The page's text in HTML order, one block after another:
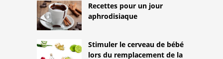
Recettes pour un jour
aphrodisiaque
Stimuler le cerveau de bébé
lors du remplacement de la